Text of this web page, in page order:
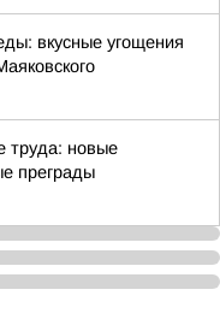
вкусные угощения
труда: новые
преграды